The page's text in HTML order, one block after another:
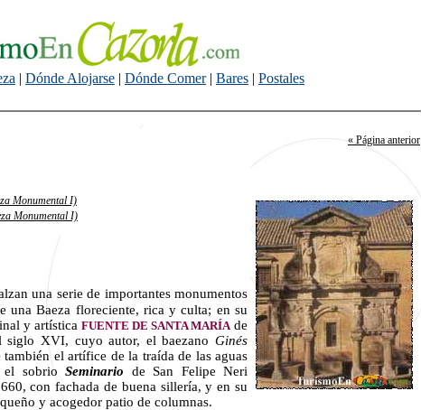
| Dónde Alojarse | Dónde Comer| Bares | Postales
« Página anterior
Monumental I)
Monumental I)
una serie de importantes monumentos
una Baeza floreciente, rica y culta; en su
y artística FUENTE DE SANTA MARÍA de
siglo XVI, cuyo autor, el baezano Ginés
también el artífice de la traída de las aguas
el sobrioSeminario de San Felipe Neri
con fachada de buena sillería, y en su
y acogedor patio de columnas.